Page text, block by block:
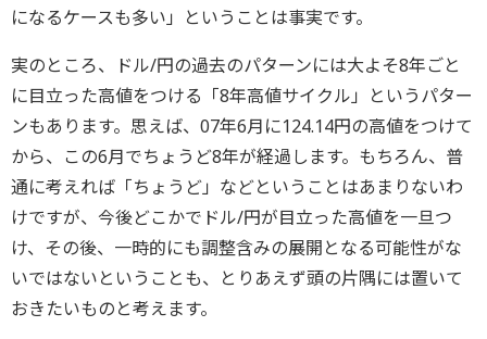
になるケースも多い」ということは事実です。
実のところ、ドル/円の過去のパターンには大よそ8年ごと
に目立った高値をつける「8年高値サイクル」というパター
ンもあります。思えば、07年6月に124.14円の高値をつけて
から、この6月でちょうど8年が経過します。もちろん、普
通に考えれば「ちょうど」などということはあまりないわ
けですが、今後どこかでドル/円が目立った高値を一旦つ
け、その後、一時的にも調整含みの展開となる可能性がな
いではないということも、とりあえず頭の片隅には置いて
おきたいものと考えます。